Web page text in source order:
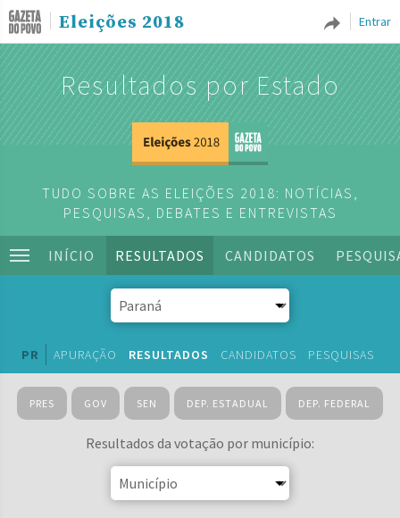
Entrar
Eleições 2018
Resultados por Estado
TUDO SOBRE AS ELEIÇÕES 2018: NOTÍCIAS,
PESQUISAS, DEBATES E ENTREVISTAS
INÍCIO RESULTADOS CANDIDATOS
PR APURAÇÃO RESULTADOS CANDIDATOS PESQUISAS
PRES GOV SEN DEP. ESTADUAL DEP. FEDERAL
Resultados da votação por município: